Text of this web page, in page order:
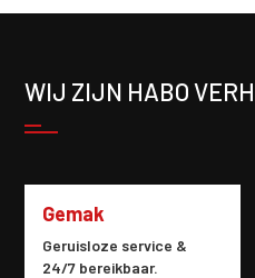
WIJ ZIJN HABO
Gemak
Geruisloze service &
24/7 bereikbaar.